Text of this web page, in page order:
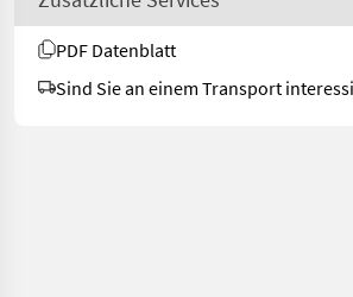
PDF Datenblatt
Sind Sie an einem Transport